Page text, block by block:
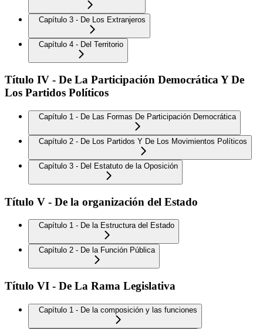
Capítulo 3 - De Los Extranjeros
Capítulo 4 - Del Territorio
Título IV - De La Participación Democrática Y De
Los Partidos Políticos
Capítulo 1 - De Las Formas De Participación Democrática
Capítulo 2 - De Los Partidos Y De Los Movimientos Políticos
Capítulo 3 - Del Estatuto de la Oposición
Título V - De la organización del Estado
Capítulo 1 - De la Estructura del Estado
Capítulo 2 - De la Función Pública
Título VI - De La Rama Legislativa
Capítulo 1 - De la composición y las funciones